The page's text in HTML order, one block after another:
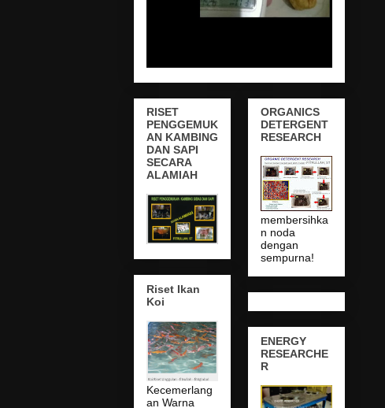
RISET
PENGGEMUK
AN KAMBING
DAN SAPI
SECARA
ALAMIAH
Riset Ikan
Koi
Kecemerlang
an Warna
ORGANICS
DETERGENT
RESEARCH
membersihka
n noda
dengan
sempurna!
ENERGY
RESEARCHE
R